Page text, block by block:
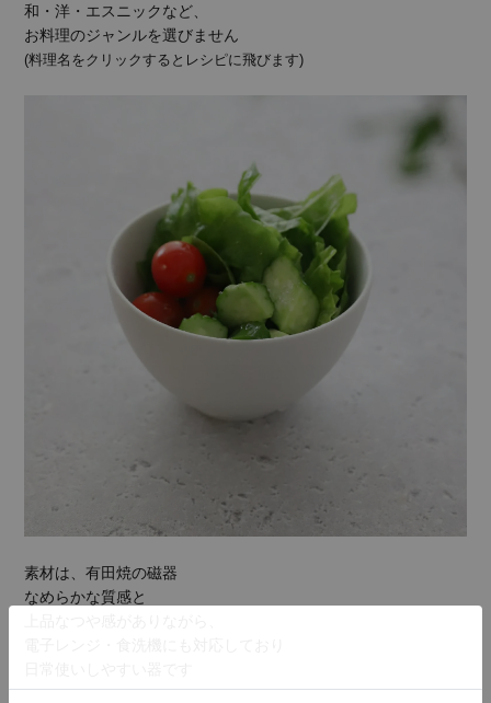
和・洋・エスニックなど、
お料理のジャンルを選びません
(料理名をクリックするとレシピに飛びます)
素材は、有田焼の磁器
なめらかな質感と